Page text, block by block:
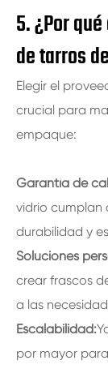
5. ¿Por
de tarros
Elegir el
crucial para
empaque:
Garantía de
vidrio cumplan
durabilidad y
Soluciones
crear frascos
a las
Escalabilidad:
por mayor